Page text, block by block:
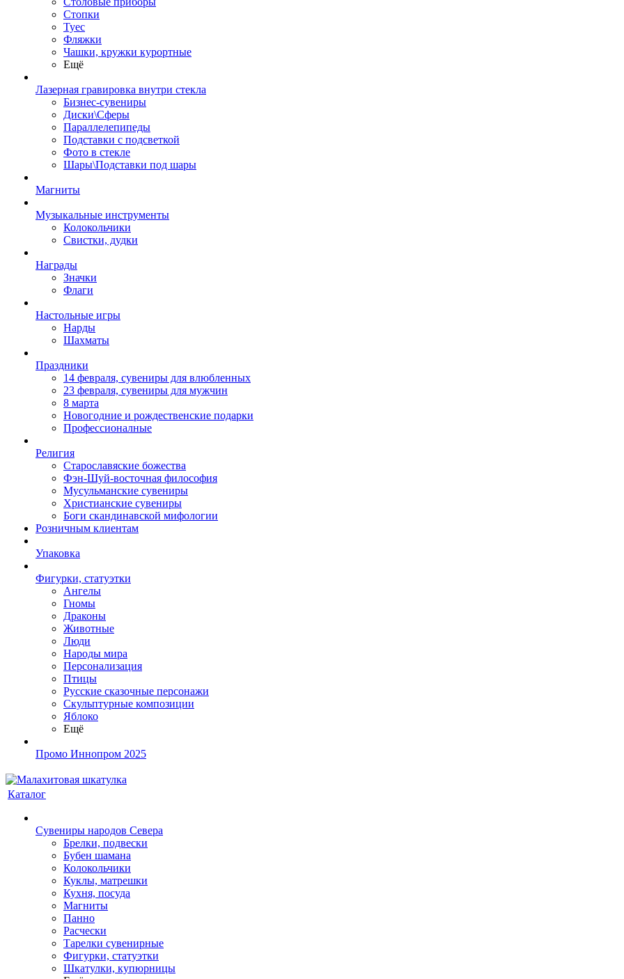
Стопки
Туес
Фляжки
Чашки, кружки курортные
Ещё
Лазерная гравировка внутри стекла
Бизнес-сувениры
Диски\Сферы
Параллелепипеды
Подставки с подсветкой
Фото в стекле
Шары\Подставки под шары
Магниты
Музыкальные инструменты
Колокольчики
Свистки, дудки
Награды
Значки
Флаги
Настольные игры
Нарды
Шахматы
Праздники
14 февраля, сувениры для влюбленных
23 февраля, сувениры для мужчин
8 марта
Новогодние и рождественские подарки
Профессионалные
Религия
Старославяские божества
Фэн-Шуй-восточная философия
Мусульманские сувениры
Христианские сувениры
Боги скандинавской мифологии
Розничным клиентам
Упаковка
Фигурки, статуэтки
Ангелы
Гномы
Драконы
Животные
Люди
Народы мира
Персонализация
Птицы
Русские сказочные персонажи
Скульптурные композиции
Яблоко
Ещё
Промо Иннопром 2025
Каталог
Сувениры народов Севера
Брелки, подвески
Бубен шамана
Колокольчики
Куклы, матрешки
Кухня, посуда
Магниты
Панно
Расчески
Тарелки сувенирные
Фигурки, статуэтки
Шкатулки, купюрницы